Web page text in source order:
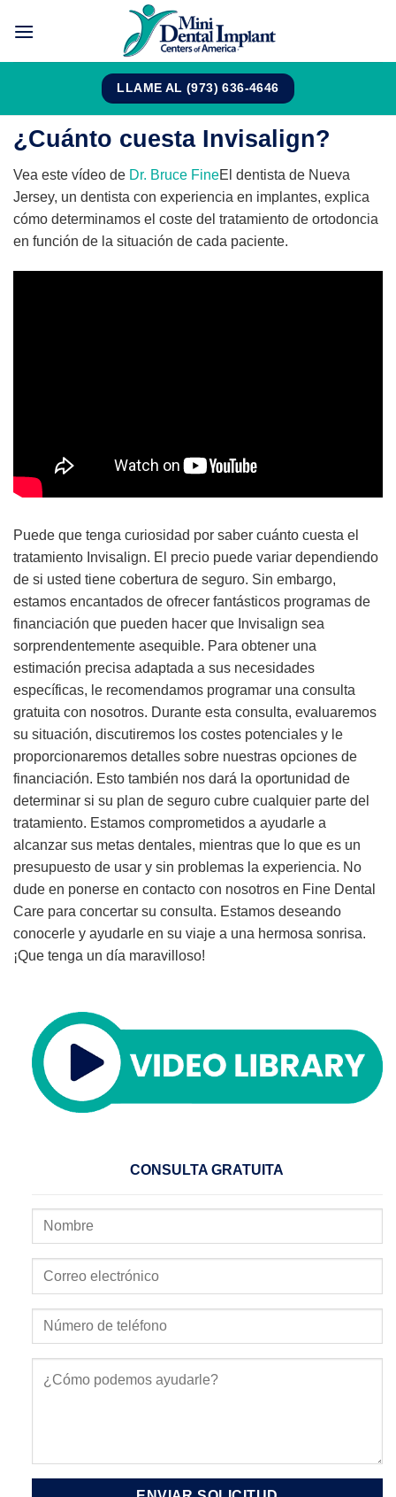
LLAME AL (973) 636-4646
¿Cuánto cuesta Invisalign?
Vea este vídeo de Dr. Bruce FineEl dentista de Nueva
Jersey, un dentista con experiencia en implantes, explica
cómo determinamos el coste del tratamiento de ortodoncia
en función de la situación de cada paciente.
Puede que tenga curiosidad por saber cuánto cuesta el
tratamiento Invisalign. El precio puede variar dependiendo
de si usted tiene cobertura de seguro. Sin embargo,
estamos encantados de ofrecer fantásticos programas de
financiación que pueden hacer que Invisalign sea
sorprendentemente asequible. Para obtener una
estimación precisa adaptada a sus necesidades
específicas, le recomendamos programar una consulta
gratuita con nosotros. Durante esta consulta, evaluaremos
su situación, discutiremos los costes potenciales y le
proporcionaremos detalles sobre nuestras opciones de
financiación. Esto también nos dará la oportunidad de
determinar si su plan de seguro cubre cualquier parte del
tratamiento. Estamos comprometidos a ayudarle a
alcanzar sus metas dentales, mientras que lo que es un
presupuesto de usar y sin problemas la experiencia. No
dude en ponerse en contacto con nosotros en Fine Dental
Care para concertar su consulta. Estamos deseando
conocerle y ayudarle en su viaje a una hermosa sonrisa.
¡Que tenga un día maravilloso!
CONSULTA GRATUITA